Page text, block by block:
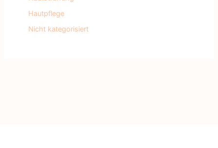
Hautpflege
Nicht kategorisiert